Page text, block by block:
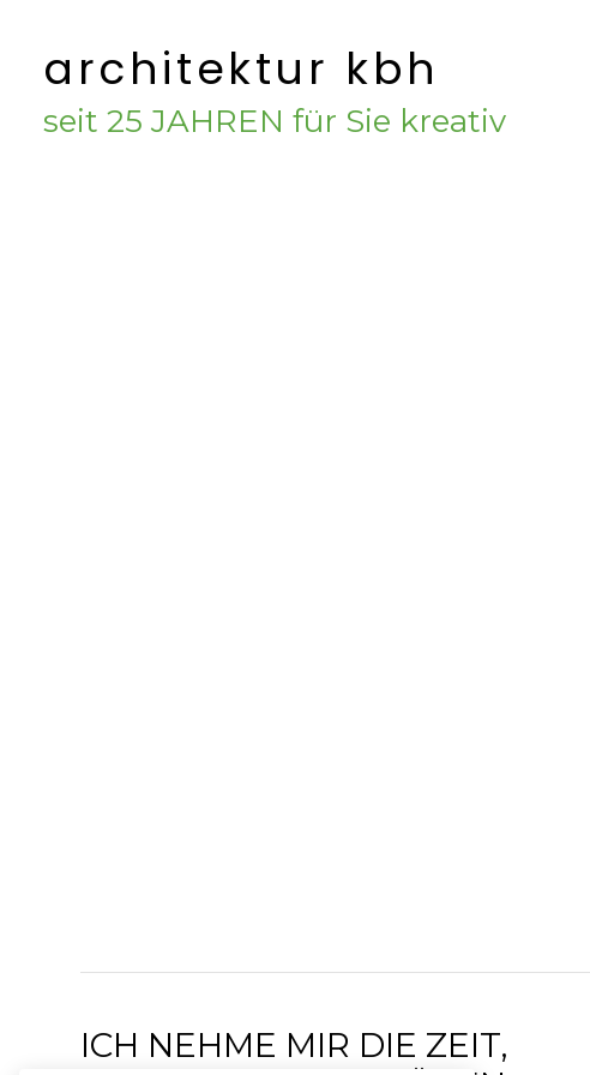
Hauptinhalten
überspringen
architektur kbh
seit 25 JAHREN für Sie kreativ
ICH NEHME MIR DIE ZEIT,